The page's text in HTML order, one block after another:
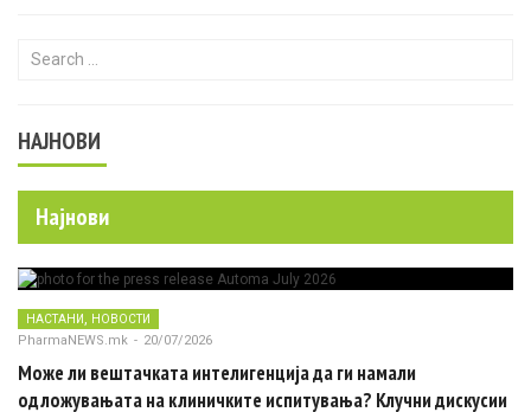
Search for:
НАЈНОВИ
Најнови
НАСТАНИ НОВОСТИ
PharmaNEWS.mk - 20/07/2026
Може ли вештачката интелигенција да ги намали
одложувањата на клиничките испитувања? Клучни дискусии